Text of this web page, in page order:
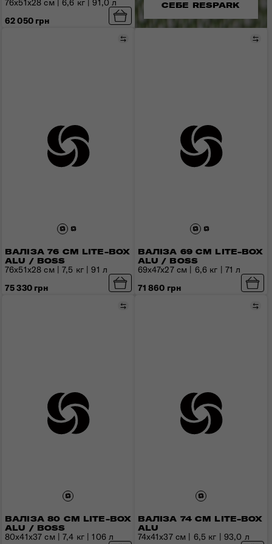
76x51x28 см | 6,6 кг | 91,0 л
62 050 грн
ВАЛІЗА 76 СМ LITE-BOX
ALU / BOSS
Порівняти
76х51х28 см | 7,5 кг | 91 л
75 330 грн
ВАЛІЗА 69 СМ LITE-BOX
ALU / BOSS
69х47х27 см | 6,6 кг | 71 л
71 860 грн
ВАЛІЗА 80 СМ LITE-BOX
ALU / BOSS
Порівняти
80x41x37 см | 7,4 кг | 106 л
ВАЛІЗА 74 СМ LITE-BOX
ALU
74x41x37 см | 6,5 кг | 93,0 л
СЕБЕ RESPARK